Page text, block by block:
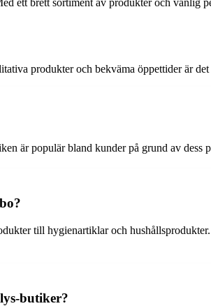
produkter och bekväma öppettider är
är populär bland kunder på grund av dess
till hygienartiklar och
butiker?